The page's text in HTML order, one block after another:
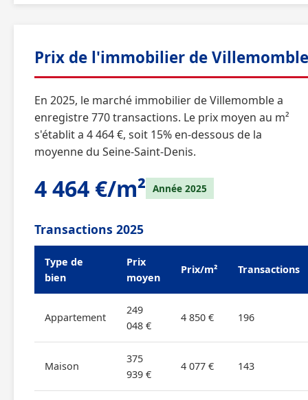
Prix de l'immobilier de Villemomble
En 2025, le marché immobilier de Villemomble a
enregistre 770 transactions. Le prix moyen au m²
s'établit a 4 464 €, soit 15% en-dessous de la
moyenne du Seine-Saint-Denis.
4 464 €/m² Année 2025
Transactions 2025
Type de
bien
Prix
moyen
Prix/m² Transactions
Appartement
249
048 €
4 850 € 196
Maison
375
939 €
4 077 € 143